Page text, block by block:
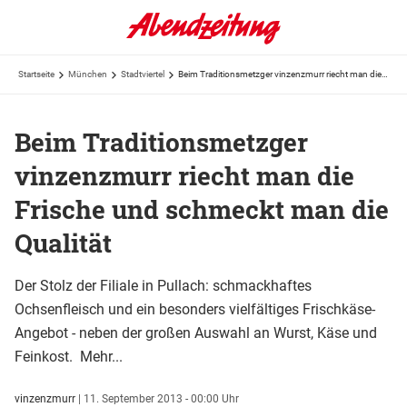
Startseite München Stadtviertel
Beim Traditionsmetzger
vinzenzmurr riecht man die
Frische und schmeckt man die
Qualität
Der Stolz der Filiale in Pullach: schmackhaftes
Ochsenfleisch und ein besonders vielfältiges Frischkäse-
Angebot - neben der großen Auswahl an Wurst, Käse und
Feinkost. Mehr...
vinzenzmurr | 11. September 2013 - 00:00 Uhr